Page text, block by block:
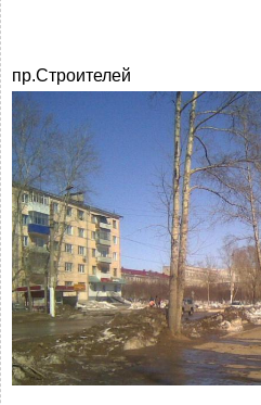
пр.Строителей